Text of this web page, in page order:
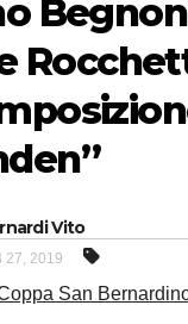
Vito
27, 2019
San